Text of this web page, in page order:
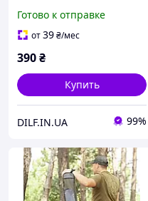
Готово к отправке
от39₴/мес
390₴
Купить
DILF.IN.UA 99%